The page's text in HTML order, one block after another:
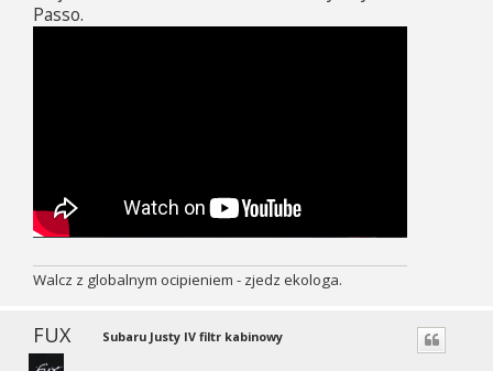
Passo.
Walcz z globalnym ocipieniem - zjedz ekologa.
FUX Subaru Justy IV filtr kabinowy